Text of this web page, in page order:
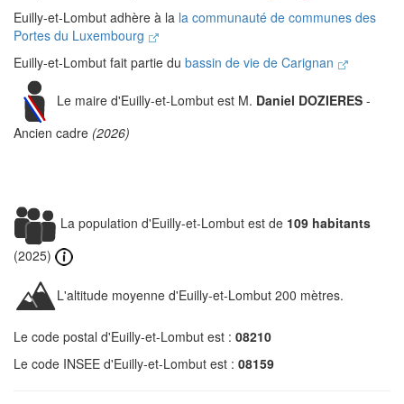
Euilly-et-Lombut adhère à la la communauté de communes des
Portes du Luxembourg
Euilly-et-Lombut fait partie du bassin de vie de Carignan
Le maire d'Euilly-et-Lombut est M. Daniel DOZIERES -
Ancien cadre (2026)
La population d'Euilly-et-Lombut est de 109 habitants
(2025)
L'altitude moyenne d'Euilly-et-Lombut 200 mètres.
Le code postal d'Euilly-et-Lombut est : 08210
Le code INSEE d'Euilly-et-Lombut est : 08159